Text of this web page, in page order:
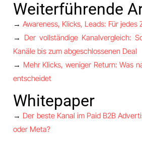
Weiterführende
→Awareness, Klicks, Leads: Für jedes
→ Der vollständige Kanalvergleich:
Kanäle bis zum abgeschlossenen Deal
→ Mehr Klicks, weniger Return: Was
entscheidet
Whitepaper
→ Der beste Kanal im Paid B2B
oder Meta?